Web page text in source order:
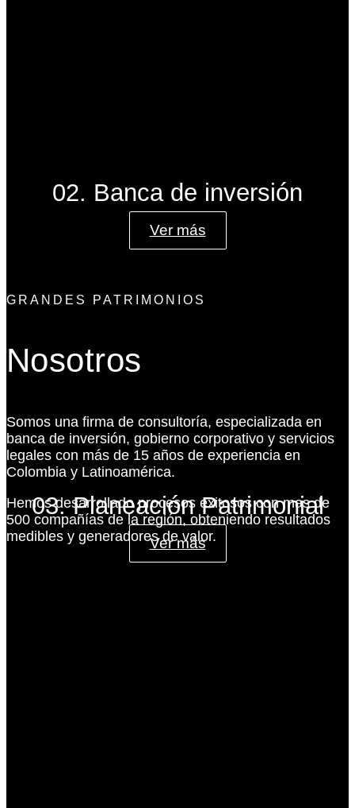
02. Banca de inversión
Ver más
03. Planeación Patrimonial
Ver más
GRANDES PATRIMONIOS
Nosotros
Somos una firma de consultoría, especializada en
banca de inversión, gobierno corporativo y servicios
legales con más de 15 años de experiencia en
Colombia y Latinoamérica.
Hemos desarrollado procesos exitosos con mas de
500 compañías de la región, obteniendo resultados
medibles y generadores de valor.